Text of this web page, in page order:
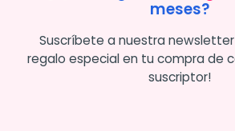
meses?
Suscríbete a nuestra
regalo especial en tu compra de
suscriptor!